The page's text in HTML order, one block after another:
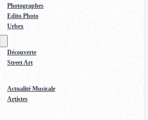
Photographes
Edito Photo
Urbex
Découverte
Street Art
Actualité Musicale
Artistes